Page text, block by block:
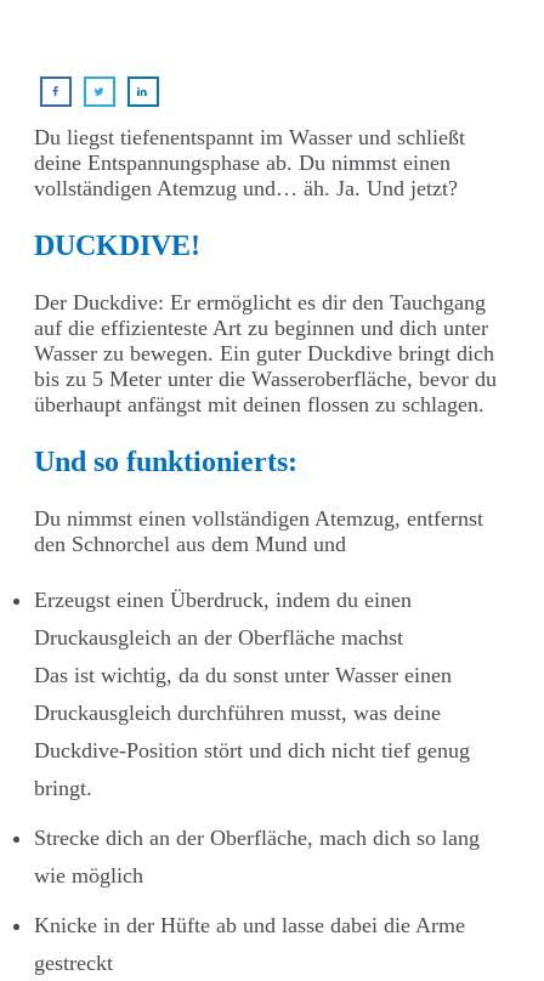
Du liegst tiefenentspannt im Wasser und schließt
deine Entspannungsphase ab. Du nimmst einen
vollständigen Atemzug und… äh. Ja. Und jetzt?
DUCKDIVE!
Der Duckdive: Er ermöglicht es dir den Tauchgang
auf die effizienteste Art zu beginnen und dich unter
Wasser zu bewegen. Ein guter Duckdive bringt dich
bis zu 5 Meter unter die Wasseroberfläche, bevor du
überhaupt anfängst mit deinen flossen zu schlagen.
Und so funktionierts:
Du nimmst einen vollständigen Atemzug, entfernst
den Schnorchel aus dem Mund und
Erzeugst einen Überdruck, indem du einen
Druckausgleich an der Oberfläche machst
Das ist wichtig, da du sonst unter Wasser einen
Druckausgleich durchführen musst, was deine
Duckdive-Position stört und dich nicht tief genug
bringt.
Strecke dich an der Oberfläche, mach dich so lang
wie möglich
Knicke in der Hüfte ab und lasse dabei die Arme
gestreckt